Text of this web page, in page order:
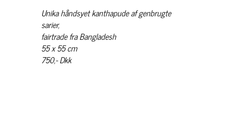
Unika håndsyet kanthapude af genbrugte
sarier,
fairtrade fra Bangladesh
55 x 55 cm
750,- Dkk